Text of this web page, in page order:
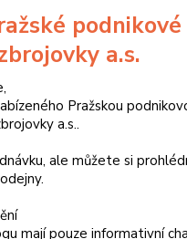
Číslo
podnikové
a.s.
Pražskou
a.s..
ale můžete si
mají pouze informativní